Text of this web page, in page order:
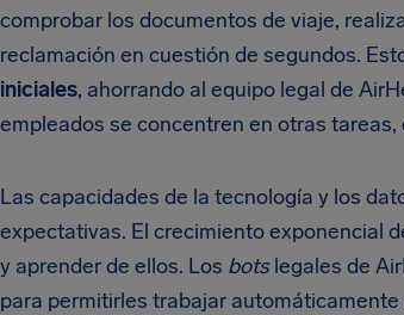
comprobar los documentos de viaje,
reclamación en cuestión de segundos.
iniciales, ahorrando al equipo legal de
empleados se concentren en otras
Las capacidades de la tecnología y los
expectativas. El crecimiento exponencial
y aprender de ellos. Los botslegales de
para permitirles trabajar